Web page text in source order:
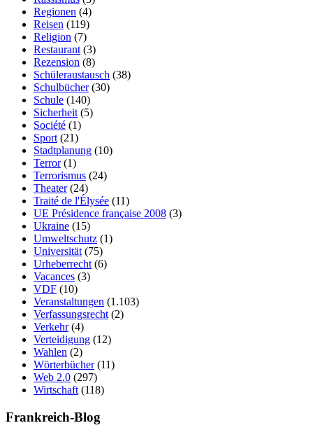
Regionen (4)
Reisen (119)
Religion (7)
Restaurant (3)
Rezension (8)
Schüleraustausch (38)
Schulbücher(30)
Schule (140)
Sicherheit (5)
Société (1)
Sport (21)
Stadtplanung (10)
Terror(1)
Terrorismus (24)
Theater(24)
Traité de l'Élysée (11)
UE Présidence française 2008 (3)
Ukraine (15)
Umweltschutz (1)
Universität (75)
Urheberrecht (6)
Vacances (3)
VDF (10)
Veranstaltungen (1.103)
Verfassungsrecht (2)
Verkehr(4)
Verteidigung (12)
Wahlen (2)
Wörterbücher(11)
Web 2.0 (297)
Wirtschaft (118)
Frankreich-Blog